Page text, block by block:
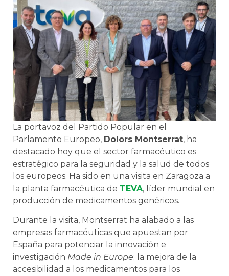
La portavoz del Partido Popular en el
Parlamento Europeo, Dolors Montserrat, ha
destacado hoy que el sector farmacéutico es
estratégico para la seguridad y la salud de todos
los europeos. Ha sido en una visita en Zaragoza a
la planta farmacéutica de TEVA, líder mundial en
producción de medicamentos genéricos.
Durante la visita, Montserrat ha alabado a las
empresas farmacéuticas que apuestan por
España para potenciar la innovación e
investigación Made in Europe; la mejora de la
accesibilidad a los medicamentos para los